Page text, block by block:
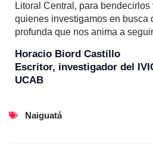
Litoral Central, para
quienes investigamos en busca
profunda que nos anima a
Horacio Biord Castillo
Escritor, investigador del
UCAB
Naiguatá